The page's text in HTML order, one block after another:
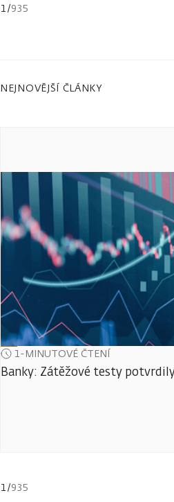
1/935
NEJNOVĚJŠÍ ČLÁNKY
1-MINUTOVÉ ČTENÍ
Banky: Zátěžové testy
1/935